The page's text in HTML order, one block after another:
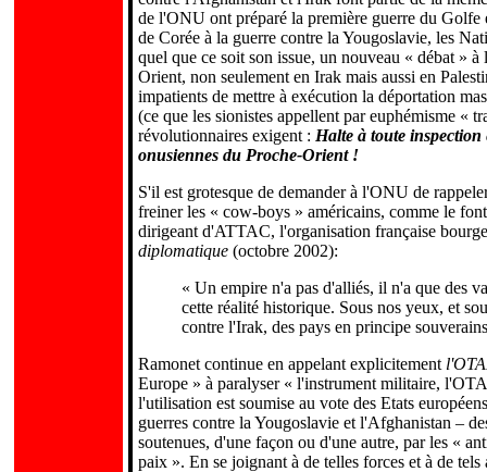
de l'ONU ont préparé la première guerre du
de Corée à la guerre contre la Yougoslavie, les
quel que ce soit son issue, un nouveau « débat »
Orient, non seulement en Irak mais aussi en
impatients de mettre à exécution la déportation
(ce que les sionistes appellent par euphémisme «
révolutionnaires exigent : Halte à toute
onusiennes du Proche-Orient !
S'il est grotesque de demander à l'ONU de
freiner les « cow-boys » américains, comme le
dirigeant d'ATTAC, l'organisation française
diplomatique (octobre 2002):
« Un empire n'a pas d'alliés, il n'a que des
cette réalité historique. Sous nos yeux, et
contre l'Irak, des pays en principe
Ramonet continue en appelant explicitement
Europe » à paralyser « l'instrument militaire,
l'utilisation est soumise au vote des Etats
guerres contre la Yougoslavie et l'Afghanistan –
soutenues, d'une façon ou d'une autre, par les «
paix ». En se joignant à de telles forces et à de